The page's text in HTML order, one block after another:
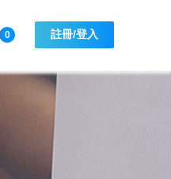
0 註冊/登入